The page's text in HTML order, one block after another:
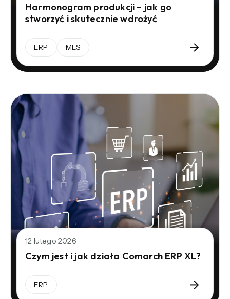
Harmonogram produkcji – jak go
stworzyć i skutecznie wdrożyć
ERP MES
12 lutego 2026
Czym jest i jak działa Comarch ERP XL?
ERP